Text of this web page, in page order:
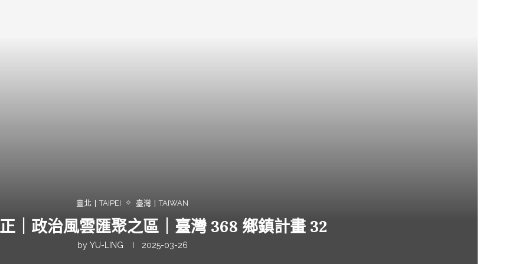
臺北丨TAIPEI 臺灣丨TAIWAN
｜政治風雲匯聚之區｜臺灣 368 鄉鎮計畫 32
by YU-LING 2025-03-26